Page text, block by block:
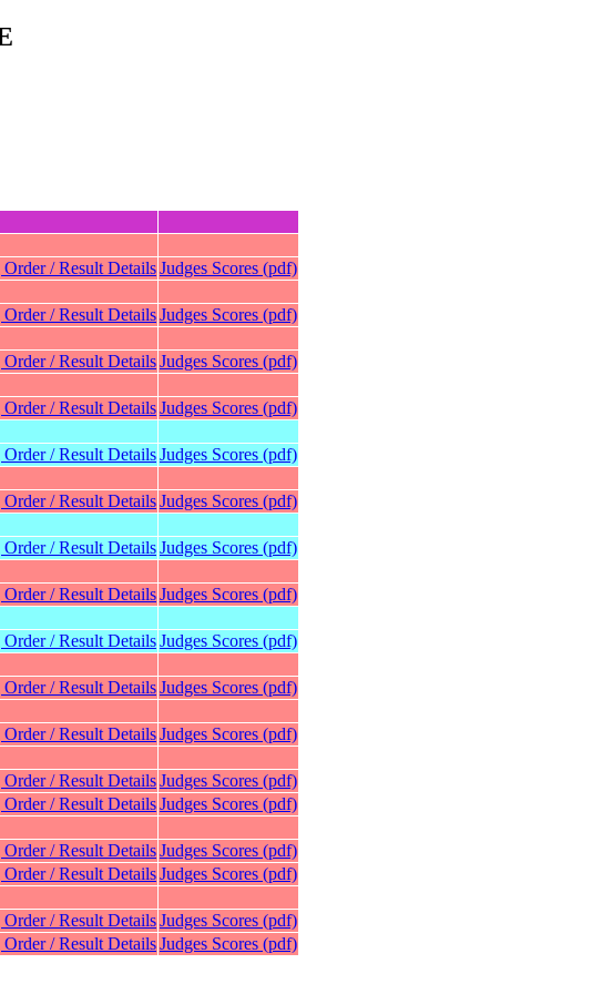
Order / Result DetailsJudges Scores (pdf)
Order / Result DetailsJudges Scores (pdf)
Order / Result DetailsJudges Scores (pdf)
Order / Result DetailsJudges Scores (pdf)
Order / Result DetailsJudges Scores (pdf)
Order / Result DetailsJudges Scores (pdf)
Order / Result DetailsJudges Scores (pdf)
Order / Result DetailsJudges Scores (pdf)
Order / Result DetailsJudges Scores (pdf)
Order / Result DetailsJudges Scores (pdf)
Order / Result DetailsJudges Scores (pdf)
Order / Result DetailsJudges Scores (pdf)
Order / Result DetailsJudges Scores (pdf)
Order / Result DetailsJudges Scores (pdf)
Order / Result DetailsJudges Scores (pdf)
Order / Result DetailsJudges Scores (pdf)
Order / Result DetailsJudges Scores (pdf)